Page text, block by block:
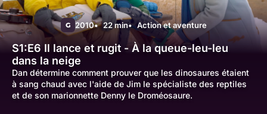
G 2010 22 min Action et aventure
S1:E6 Il lance et rugit - À la queue-leu-leu
dans la neige
Dan détermine comment prouver que les dinosaures étaient
à sang chaud avec l'aide de Jim le spécialiste des reptiles
et de son marionnette Denny le Droméosaure.